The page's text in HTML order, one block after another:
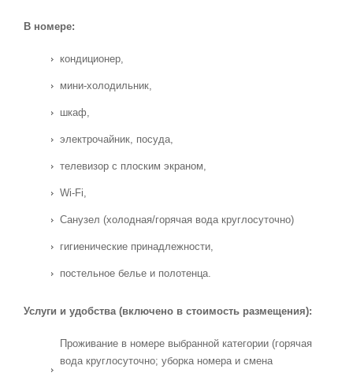
В номере:
кондиционер,
мини-холодильник,
шкаф,
электрочайник, посуда,
телевизор с плоским экраном,
Wi-Fi,
Санузел (холодная/горячая вода круглосуточно)
гигиенические принадлежности,
постельное белье и полотенца.
Услуги и удобства (включено в стоимость размещения):
Проживание в номере выбранной категории (горячая
вода круглосуточно; уборка номера и смена